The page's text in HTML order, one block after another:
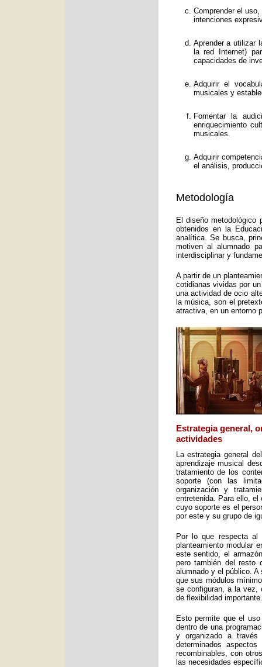
Comprender el
intenciones
Aprender a utilizar
la red Internet)
capacidades de
Adquirir el
musicales y
Fomentar la
enriquecimiento
musicales.
Adquirir
el análisis,
Metodología
El diseño metodológico
obtenidos en la
analítica. Se busca,
motiven al alumnado
interdisciplinar y
A partir de un
cotidianas vividas por
una actividad de ocio
la música, son el
atractiva, en un entorno
Estrategia general,
actividades
La estrategia general
aprendizaje musical
tratamiento de los
soporte (con las
organización y
entretenida. Para ello,
cuyo soporte es el
por este y su grupo de
Por lo que respecta al
planteamiento modular
este sentido, el
pero también del resto
alumnado y el público.
que sus módulos
se configuran, a la vez,
de flexibilidad importante.
Esto permite que el
dentro de una
y organizado a
determinados
recombinables, con
las necesidades